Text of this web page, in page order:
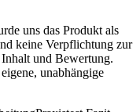
uns das Produkt als
keine Verpflichtung zur
und Bewertung.
unabhängige